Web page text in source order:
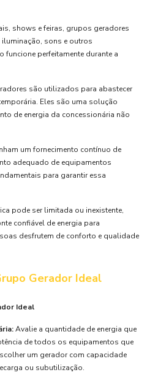
shows e feiras, grupos geradores
iluminação, sons e outros
perfeitamente durante a
são utilizados para abastecer
Eles são uma solução
de energia da concessionária não
um fornecimento contínuo de
adequado de equipamentos
para garantir essa
pode ser limitada ou inexistente,
confiável de energia para
desfrutem de conforto e qualidade
Gerador Ideal
Ideal
Avalie a quantidade de energia que
de todos os equipamentos que
um gerador com capacidade
ou subutilização.